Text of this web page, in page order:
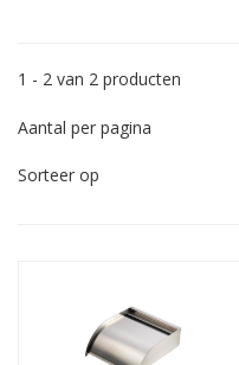
1 - 2 van 2 producten
Aantal per pagina
Sorteer op